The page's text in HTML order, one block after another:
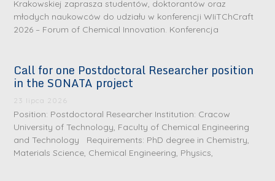
Krakowskiej zaprasza studentów, doktorantów oraz
młodych naukowców do udziału w konferencji WIiTChCraft
2026 – Forum of Chemical Innovation. Konferencja
Call for one Postdoctoral Researcher position
in the SONATA project
23 lipca 2026
Position: Postdoctoral Researcher Institution: Cracow
University of Technology, Faculty of Chemical Engineering
and Technology Requirements: PhD degree in Chemistry,
Materials Science, Chemical Engineering, Physics,